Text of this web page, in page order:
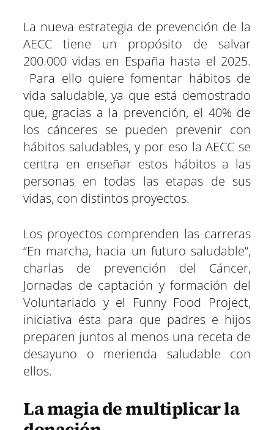
La nueva estrategia de prevención de la
AECC tiene un propósito de salvar
200.000 vidas en España hasta el 2025.
Para ello quiere fomentar hábitos de
vida saludable, ya que está demostrado
que, gracias a la prevención, el 40% de
los cánceres se pueden prevenir con
hábitos saludables, y por eso la AECC se
centra en enseñar estos hábitos a las
personas en todas las etapas de sus
vidas, con distintos proyectos.
Los proyectos comprenden las carreras
“En marcha, hacia un futuro saludable”,
charlas de prevención del Cáncer,
Jornadas de captación y formación del
Voluntariado y el Funny Food Project,
iniciativa ésta para que padres e hijos
preparen juntos al menos una receta de
desayuno o merienda saludable con
ellos.
La magia de multiplicar la